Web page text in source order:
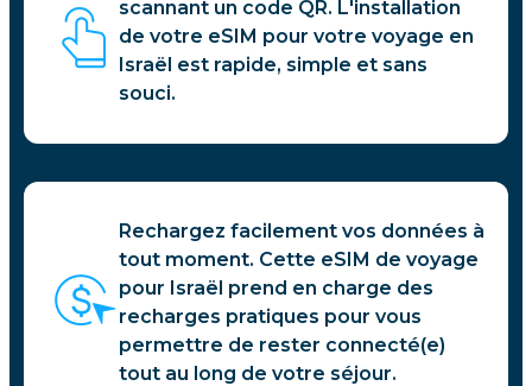
scannant un code QR. L'installation
de votre eSIM pour votre voyage en
Israël est rapide, simple et sans
souci.
Rechargez facilement vos données à
tout moment. Cette eSIM de voyage
pour Israël prend en charge des
recharges pratiques pour vous
permettre de rester connecté(e)
tout au long de votre séjour.